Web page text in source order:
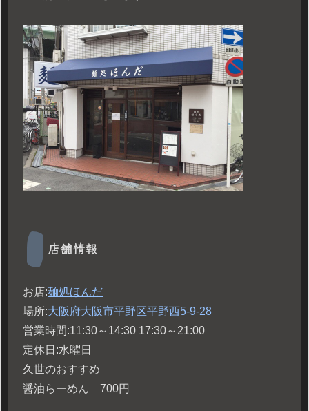
店舗情報
お店:麺処ほんだ
場所:大阪府大阪市平野区平野西5-9-28
営業時間:11:30～14:30 17:30～21:00
定休日:水曜日
久世のおすすめ
醤油らーめん 700円